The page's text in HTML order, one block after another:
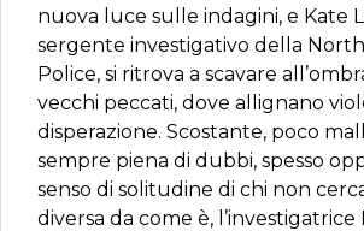
nuova luce sulle indagini, e Kate
sergente investigativo della
Police, si ritrova a scavare
vecchi peccati, dove allignano
disperazione. Scostante, poco
sempre piena di dubbi, spesso
senso di solitudine di chi non
diversa da come è, l’investigatrice